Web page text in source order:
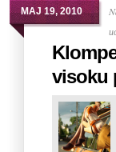
МАЈ 19, 2010
visoku